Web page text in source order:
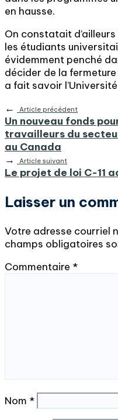
en hausse.
On constatait
les étudiants
évidemment penché
décider de la
a fait savoir
←
Article précédent
Un nouveau fonds
travailleurs du
au Canada
→
Article suivant
Le projet de loi C-11
Laisser un
Votre adresse courriel
champs obligatoires
Commentaire *
Nom *